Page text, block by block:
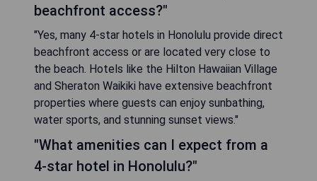
beachfront access?"
"Yes, many 4-star hotels in Honolulu provide direct
beachfront access or are located very close to
the beach. Hotels like the Hilton Hawaiian Village
and Sheraton Waikiki have extensive beachfront
properties where guests can enjoy sunbathing,
water sports, and stunning sunset views."
"What amenities can I expect from a
4-star hotel in Honolulu?"